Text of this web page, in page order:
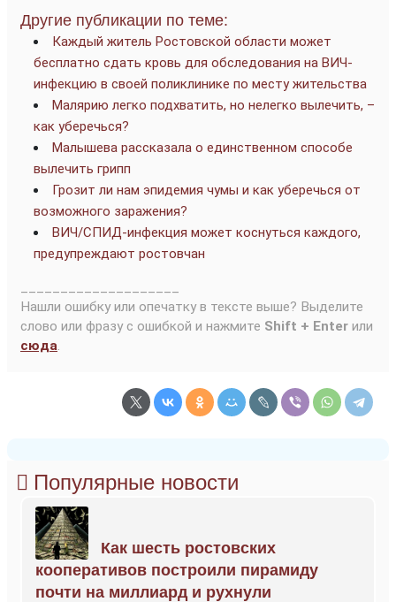
Другие публикации по теме:
Каждый житель Ростовской области может
бесплатно сдать кровь для обследования на ВИЧ-
инфекцию в своей поликлинике по месту жительства
Малярию легко подхватить, но нелегко вылечить, –
как уберечься?
Малышева рассказала о единственном способе
вылечить грипп
Грозит ли нам эпидемия чумы и как уберечься от
возможного заражения?
ВИЧ/СПИД-инфекция может коснуться каждого,
предупреждают ростовчан
Нашли ошибку или опечатку в тексте выше? Выделите
слово или фразу с ошибкой и нажмите Shift + Enter или
сюда.
Популярные новости
Как шесть ростовских
кооперативов построили пирамиду
почти на миллиард и рухнули